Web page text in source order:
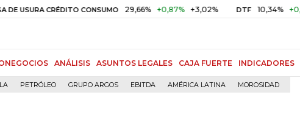
CRÉDITO CONSUMO 29,66% +0,87% +3,02% DTF 10,34% +0,10%
ANÁLISIS ASUNTOS LEGALES CAJA FUERTE INDICADORES
PETRÓLEO GRUPO ARGOS EBITDA AMÉRICA LATINA MOROSIDAD